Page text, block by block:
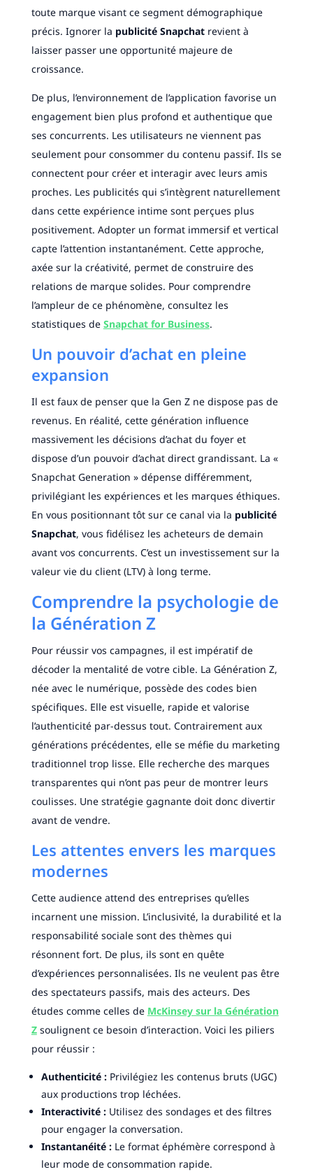
toute marque visant ce segment démographique
précis. Ignorer la publicité Snapchatrevient à
laisser passer une opportunité majeure de
croissance.
De plus, l’environnement de l’application favorise un
engagement bien plus profond et authentique que
ses concurrents. Les utilisateurs ne viennent pas
seulement pour consommer du contenu passif. Ils se
connectent pour créer et interagir avec leurs amis
proches. Les publicités qui s’intègrent naturellement
dans cette expérience intime sont perçues plus
positivement. Adopter un format immersif et vertical
capte l’attention instantanément. Cette approche,
axée sur la créativité, permet de construire des
relations de marque solides. Pour comprendre
l’ampleur de ce phénomène, consultez les
statistiques de Snapchat for Business.
Un pouvoir d’achat en pleine
expansion
Il est faux de penser que la Gen Z ne dispose pas de
revenus. En réalité, cette génération influence
massivement les décisions d’achat du foyer et
dispose d’un pouvoir d’achat direct grandissant. La «
Snapchat Generation » dépense différemment,
privilégiant les expériences et les marques éthiques.
En vous positionnant tôt sur ce canal via la publicité
Snapchat, vous fidélisez les acheteurs de demain
avant vos concurrents. C’est un investissement sur la
valeur vie du client (LTV) à long terme.
Comprendre la psychologie de
la Génération Z
Pour réussir vos campagnes, il est impératif de
décoder la mentalité de votre cible. La Génération Z,
née avec le numérique, possède des codes bien
spécifiques. Elle est visuelle, rapide et valorise
l’authenticité par-dessus tout. Contrairement aux
générations précédentes, elle se méfie du marketing
traditionnel trop lisse. Elle recherche des marques
transparentes qui n’ont pas peur de montrer leurs
coulisses. Une stratégie gagnante doit donc divertir
avant de vendre.
Les attentes envers les marques
modernes
Cette audience attend des entreprises qu’elles
incarnent une mission. L’inclusivité, la durabilité et la
responsabilité sociale sont des thèmes qui
résonnent fort. De plus, ils sont en quête
d’expériences personnalisées. Ils ne veulent pas être
des spectateurs passifs, mais des acteurs. Des
études comme celles de McKinsey sur la Génération
Zsoulignent ce besoin d’interaction. Voici les piliers
pour réussir :
Authenticité :Privilégiez les contenus bruts (UGC)
aux productions trop léchées.
Interactivité :Utilisez des sondages et des filtres
pour engager la conversation.
Instantanéité :Le format éphémère correspond à
leur mode de consommation rapide.